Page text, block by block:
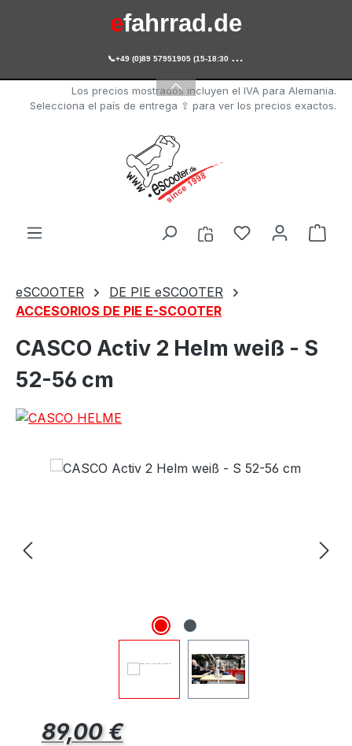
Saltar al contenido principal
escooter.de
efahrrad.de

+49 (0)89 57951905 (15-18:30 Uhr)
Los precios mostrados incluyen el IVA para Alemania.
Selecciona el país de entrega ⇧ para ver los precios exactos.
Tienes 0 El
eSCOOTER
DE PIE eSCOOTER
ACCESORIOS DE PIE E-SCOOTER
CASCO Activ 2 Helm weiß - S
52-56 cm
Precio normal:
89,00 €